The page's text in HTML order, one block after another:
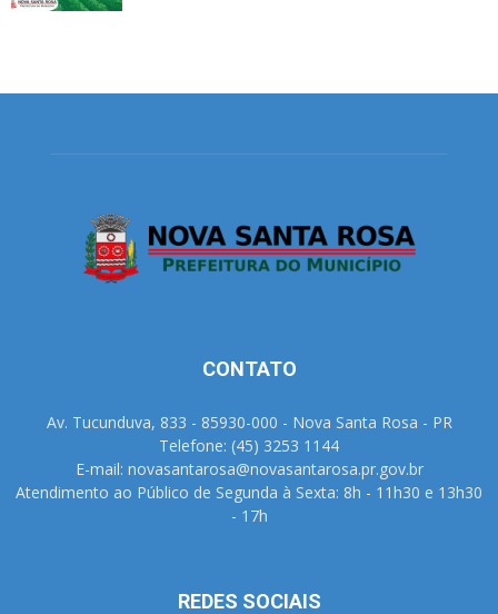
CONTATO
Av. Tucunduva, 833 - 85930-000 - Nova Santa Rosa - PR
Telefone: (45) 3253 1144
E-mail: novasantarosa@novasantarosa.pr.gov.br
Atendimento ao Público de Segunda à Sexta: 8h - 11h30 e 13h30
- 17h
REDES SOCIAIS